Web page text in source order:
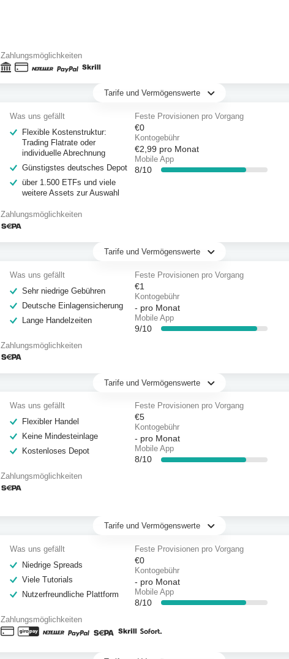
Zahlungsmöglichkeiten
Tarife und Vermögenswerte
Was uns gefällt
Flexible Kostenstruktur:
Trading Flatrate oder
individuelle Abrechnung
Günstigstes deutsches Depot
über 1.500 ETFs und viele
weitere Assets zur Auswahl
Feste Provisionen pro Vorgang
€0
Kontogebühr
€2,99 pro Monat
Mobile App
8/10
Zahlungsmöglichkeiten
Tarife und Vermögenswerte
Was uns gefällt
Sehr niedrige Gebühren
Deutsche Einlagensicherung
Lange Handelzeiten
Feste Provisionen pro Vorgang
€1
Kontogebühr
- pro Monat
Mobile App
9/10
Zahlungsmöglichkeiten
Tarife und Vermögenswerte
Was uns gefällt
Flexibler Handel
Keine Mindesteinlage
Kostenloses Depot
Feste Provisionen pro Vorgang
€5
Kontogebühr
- pro Monat
Mobile App
8/10
Zahlungsmöglichkeiten
Tarife und Vermögenswerte
Was uns gefällt
Niedrige Spreads
Viele Tutorials
Nutzerfreundliche Plattform
Feste Provisionen pro Vorgang
€0
Kontogebühr
- pro Monat
Mobile App
8/10
Zahlungsmöglichkeiten